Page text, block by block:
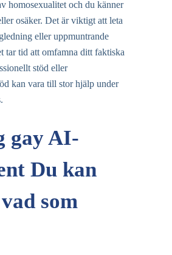
homosexualitet och du känner
osäker. Det är viktigt att leta
eller uppmuntrande
tar tid att omfamna ditt faktiska
stöd eller
kan vara till stor hjälp under
gay AI-
Du kan
som